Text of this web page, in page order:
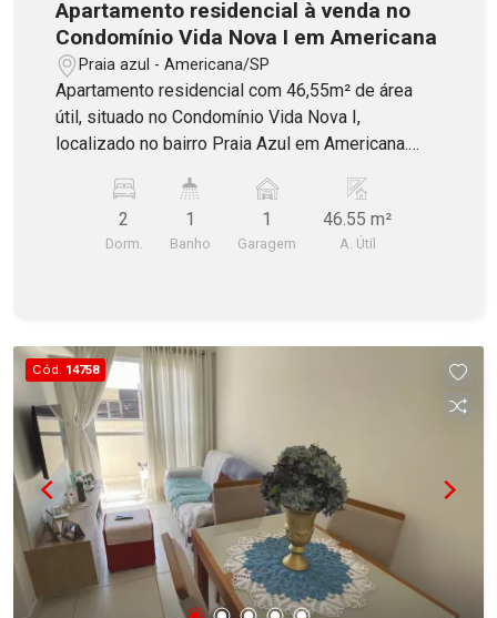
Apartamento residencial à venda no
Condomínio Vida Nova I em Americana
Praia azul - Americana/SP
Apartamento residencial com 46,55m² de área
útil, situado no Condomínio Vida Nova I,
localizado no bairro Praia Azul em Americana.
banheiro social com blindex, cozinha com
gabinete, área de serviço e 1 vaga de garagem
descoberta. O Condomínio oferece salão de
2
Dorm.
1
Banho
1
Garagem
46.55 m²
A. Útil
Cód. 14758